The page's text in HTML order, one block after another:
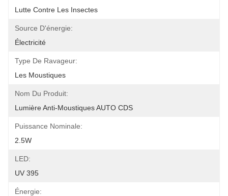
Lutte Contre Les Insectes
Source D'énergie:
Électricité
Type De Ravageur:
Les Moustiques
Nom Du Produit:
Lumière Anti-Moustiques AUTO CDS
Puissance Nominale:
2.5W
LED:
UV 395
Énergie: